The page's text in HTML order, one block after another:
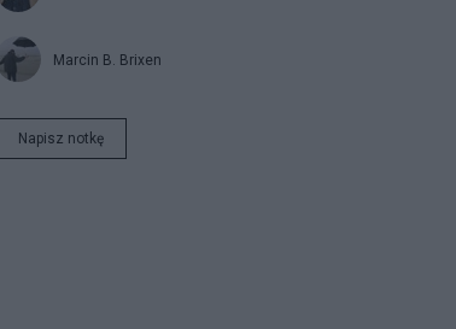
Marcin B. Brixen
Napisz notkę